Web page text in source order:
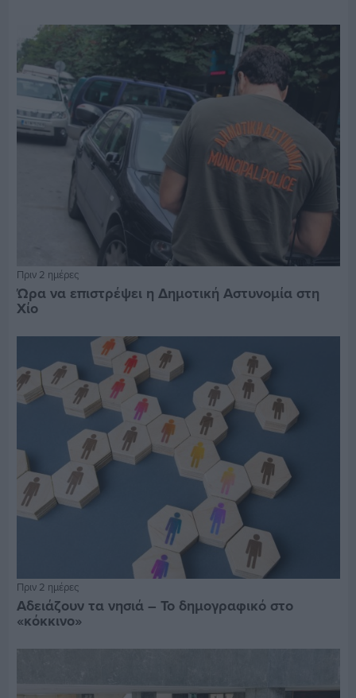
Πριν 2 ημέρες
Ώρα να επιστρέψει η Δημοτική Αστυνομία στη
Χίο
Πριν 2 ημέρες
Αδειάζουν τα νησιά – Το δημογραφικό στο
«κόκκινο»